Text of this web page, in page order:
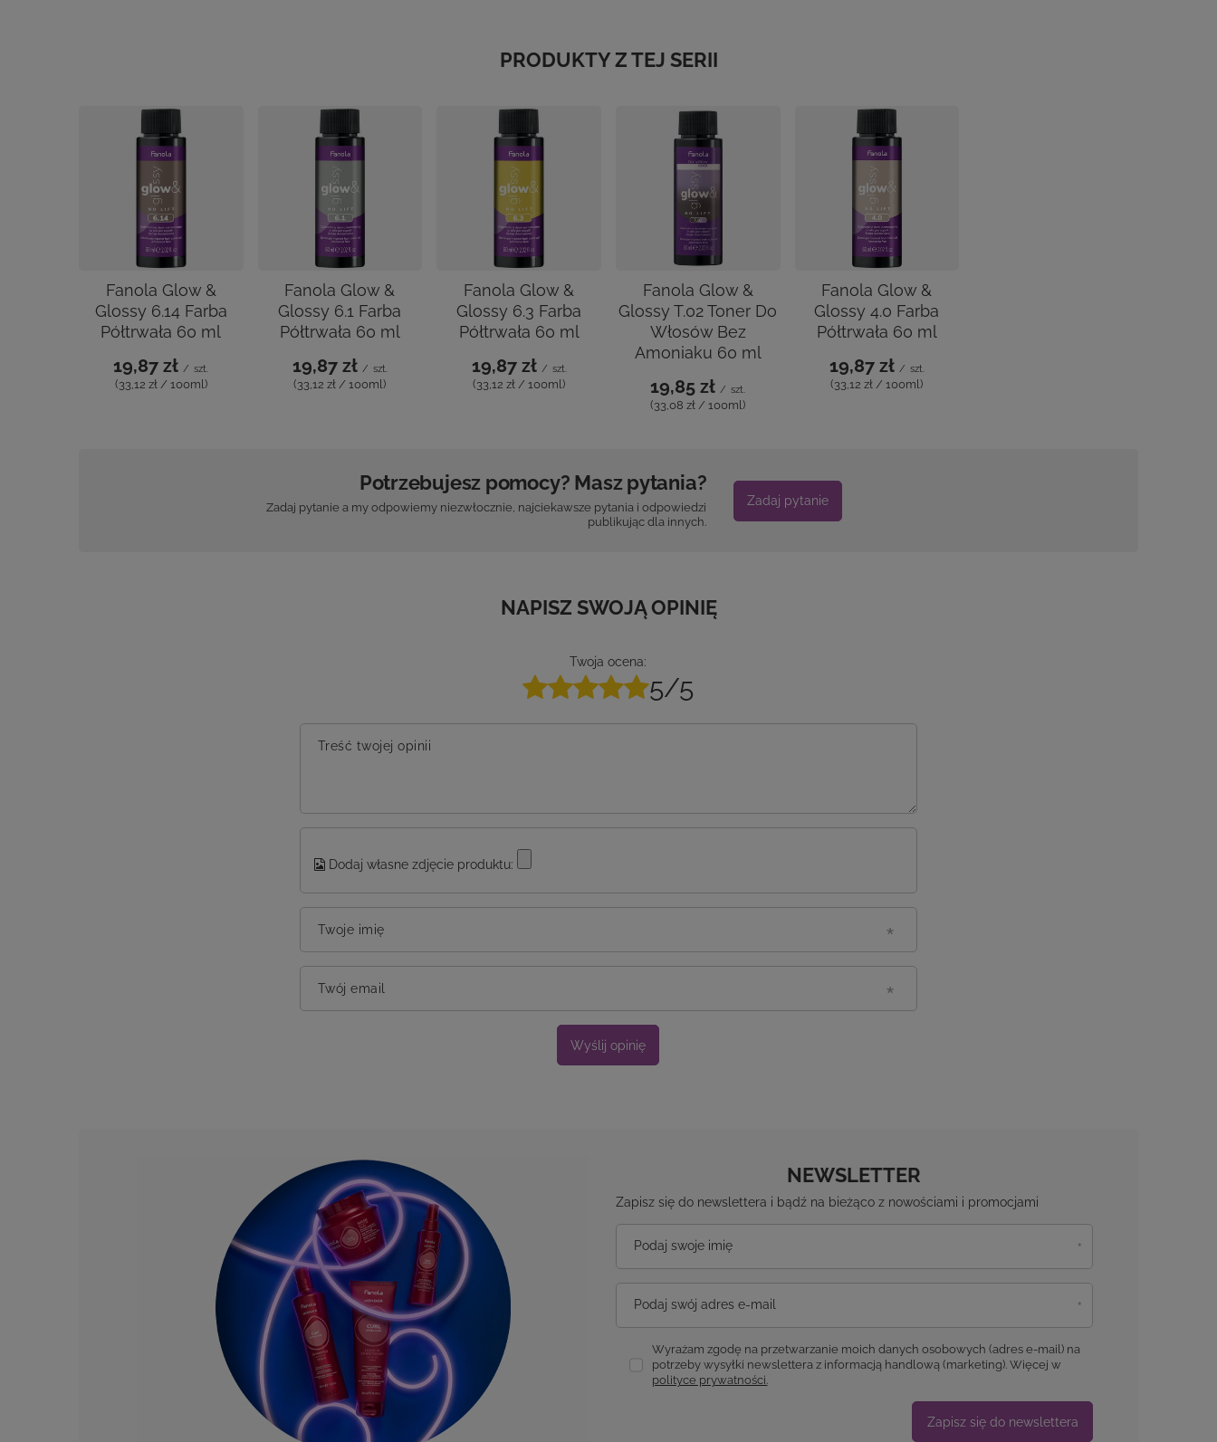
PRODUKTY Z TEJ SERII
Fanola Glow &
Glossy 6.14 Farba
Półtrwała 60 ml
19,87 zł / szt.
(33,12 zł / 100ml)
Fanola Glow &
Glossy 6.1 Farba
Półtrwała 60 ml
19,87 zł / szt.
(33,12 zł / 100ml)
Fanola Glow &
Glossy 6.3 Farba
Półtrwała 60 ml
19,87 zł / szt.
(33,12 zł / 100ml)
Fanola Glow &
Glossy T.02 Toner Do
Włosów Bez
Amoniaku 60 ml
19,85 zł / szt.
(33,08 zł / 100ml)
Fanola Glow &
Glossy 4.0 Farba
Półtrwała 60 ml
19,87 zł / szt.
(33,12 zł / 100ml)
Potrzebujesz pomocy? Masz pytania?
Zadaj pytanie a my odpowiemy niezwłocznie, najciekawsze pytania i odpowiedzi
publikując dla innych.
Zadaj pytanie
NAPISZ SWOJĄ OPINIĘ
Twoja ocena:
5/5
Treść twojej opinii
Dodaj własne zdjęcie produktu:
Twoje imię
Twój email
Wyślij opinię
NEWSLETTER
Zapisz się do newslettera i bądź na bieżąco z nowościami i promocjami
Podaj swoje imię
Podaj swój adres e-mail
Wyrażam zgodę na przetwarzanie moich danych osobowych (adres e-mail) na
potrzeby wysyłki newslettera z informacją handlową (marketing). Więcej w
polityce prywatności.
Zapisz się do newslettera